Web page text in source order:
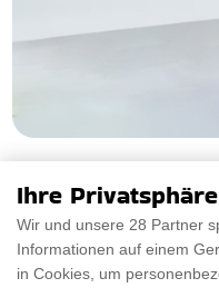
Figuren mit
Einführung
Bronze Herzen ein
Ihre
Wir und unsere 28 Partner
Informationen auf einem
in Cookies, um